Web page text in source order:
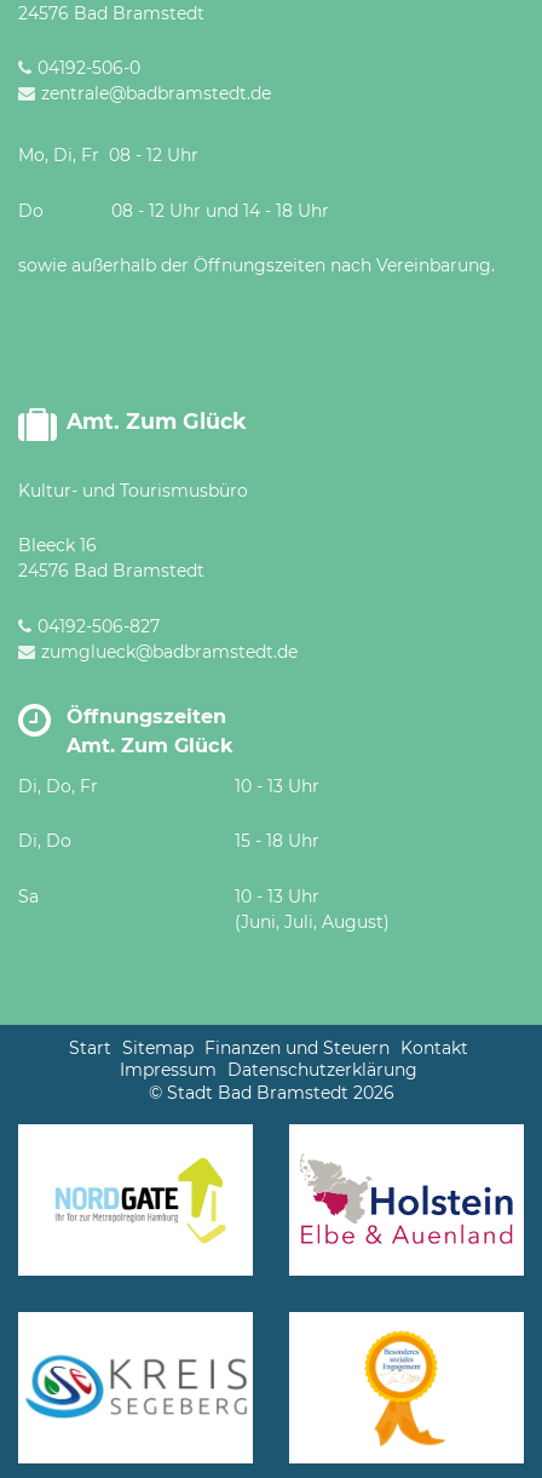
24576 Bad Bramstedt
04192-506-0
zentrale@badbramstedt.de
Mo, Di, Fr 08 - 12 Uhr
Do 08 - 12 Uhr und 14 - 18 Uhr
sowie außerhalb der Öffnungszeiten nach Vereinbarung.
Amt. Zum Glück
Kultur- und Tourismusbüro
Bleeck 16
24576 Bad Bramstedt
04192-506-827
zumglueck@badbramstedt.de
Öffnungszeiten
Amt. Zum Glück
Di, Do, Fr 10 - 13 Uhr
Di, Do 15 - 18 Uhr
Sa
10 - 13 Uhr
(Juni, Juli, August)
Start Sitemap Finanzen und Steuern
Kontakt
Impressum
Datenschutzerklärung
© Stadt Bad Bramstedt 2026